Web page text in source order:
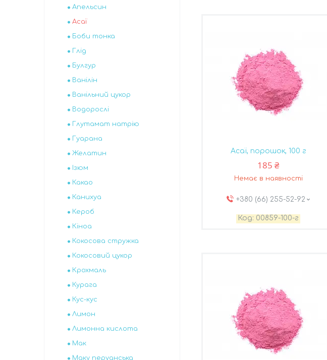
Асаї, порошок, 100 г
185 ₴
Немає в наявності
+380 (66) 255-52-92
00859-100-г
Апельсин
Асаї
Боби тонка
Глід
Булгур
Ванілін
Ванільний цукор
Водорослі
Глутамат натрію
Гуарана
Желатин
Ізюм
Какао
Канихуа
Кероб
Кіноа
Кокосова стружка
Кокосовий цукор
Крохмаль
Курага
Кус-кус
Лимон
Лимонна кислота
Мак
Маку перуанська